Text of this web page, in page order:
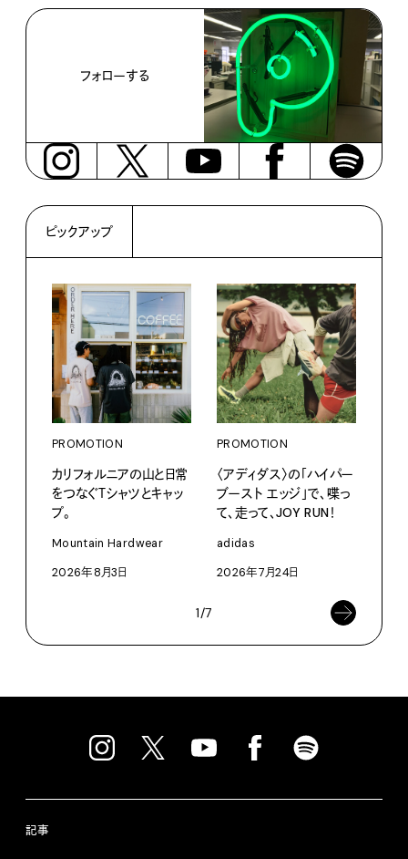
フォローする
ピックアップ
PROMOTION
カリフォルニアの山と日常
をつなぐＴシャツとキャッ
プ。
Mountain Hardwear
2026年8月3日
PROMOTION
〈アディダス〉の「ハイパー
ブースト エッジ」で、喋っ
て、走って、JOY RUN！
adidas
2026年7月24日
1/7
記事